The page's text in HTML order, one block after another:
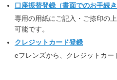
口座振替登録（書面でのお手続き
専用の用紙にご記入・ご捺印の
可能です。
クレジットカード登録
eフレンズから、クレジットカー